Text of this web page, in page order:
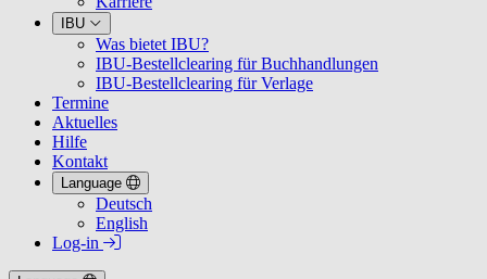
IBU
Was bietet IBU?
IBU-Bestellclearing für Buchhandlungen
IBU-Bestellclearing für Verlage
Termine
Aktuelles
Hilfe
Kontakt
Language
Deutsch
English
Log-in